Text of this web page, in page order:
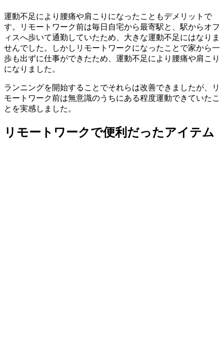
運動不足により腰痛や肩こりになったこともデメリットで
す。リモートワーク前は毎日自宅から最寄駅と、駅からオフ
ィスへ歩いて通勤していたため、大きな運動不足にはなりま
せんでした。しかし リモートワークになったことで家から一
歩も出ずに仕事ができたため、運動不足により腰痛や肩こり
になりました。
ランニングを開始することでそれらは改善できましたが、リ
モートワーク前は無意識のうちにある程度運動できていたこ
とを実感しました。
リモートワークで便利だったアイテム